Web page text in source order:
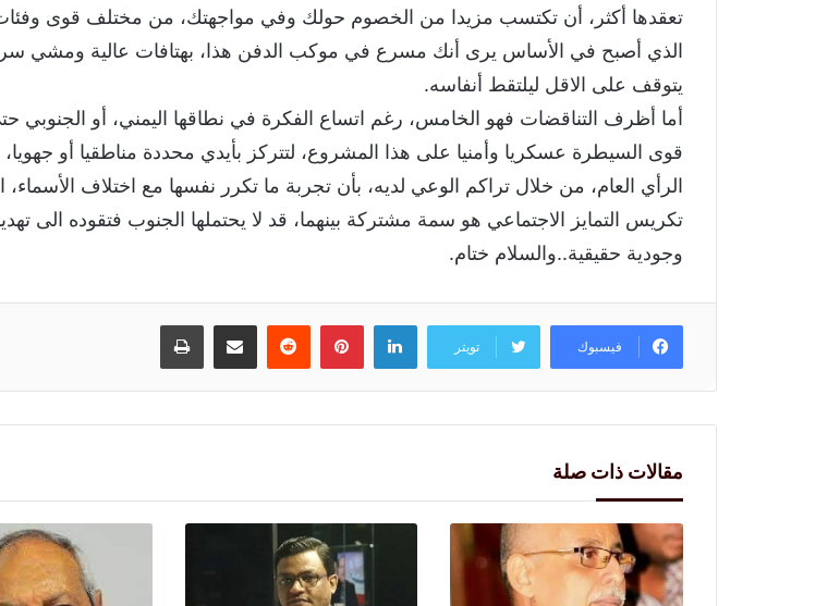
تعقدها أكثر، أن تكتسب مزيدا من الخصوم حولك وفي مواجهتك، من مختلف قوى
الذي أصبح في الأساس يرى أنك مسرع في موكب الدفن هذا، بهتافات عالية ومشي
يتوقف على الاقل ليلتقط أنفاسه.
أما أظرف التناقضات فهو الخامس، رغم اتساع الفكرة في نطاقها اليمني، أو الجنوبي
قوى السيطرة عسكريا وأمنيا على هذا المشروع، لتتركز بأيدي محددة مناطقيا أو
الرأي العام، من خلال تراكم الوعي لديه، بأن تجربة ما تكرر نفسها مع اختلاف الأسماء،
تكريس التمايز الاجتماعي هو سمة مشتركة بينهما، قد لا يحتملها الجنوب فتقوده الى
وجودية حقيقية..والسلام ختام.
فيسبوك تويتر
لينكدإنبينتيريست
‏Reddit مشاركة عبر البريد طباعة
مقالات ذات صلة